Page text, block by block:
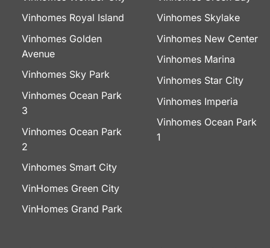
Vinhomes Royal Island
Vinhomes Golden
Avenue
Vinhomes Sky Park
Vinhomes Ocean Park
3
Vinhomes Ocean Park
2
Vinhomes Smart City
VinHomes Green City
VinHomes Grand Park
Vinhomes Skylake
Vinhomes New Center
Vinhomes Marina
Vinhomes Star City
Vinhomes Imperia
Vinhomes Ocean Park
1